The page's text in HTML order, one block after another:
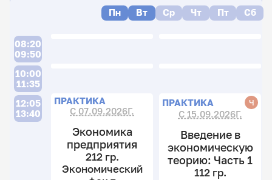
Пн Вт Ср Чт Пт Сб
08:20
09:50
10:00
11:35
12:05
13:40
ПРАКТИКА
С 07.09.2026Г.
Экономика
предприятия
212 гр.
Экономический
ПРАКТИКА Ч
С 15.09.2026Г.
Введение в
экономическую
теорию: Часть 1
112 гр.